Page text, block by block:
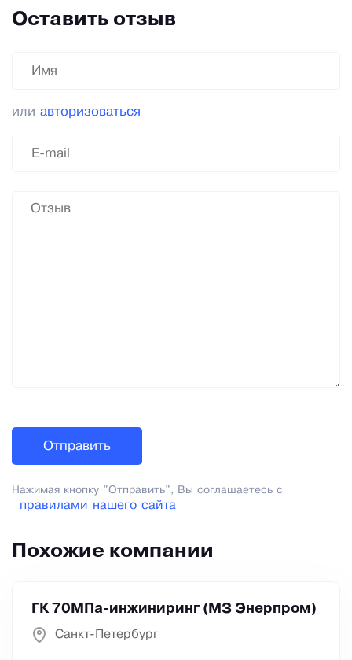
Оставить отзыв
или авторизоваться
Нажимая кнопку "Отправить", Вы соглашаетесь с
правилами нашего сайта
Похожие компании
ГК 70МПа-инжиниринг (МЗ Энерпром)
Санкт-Петербург